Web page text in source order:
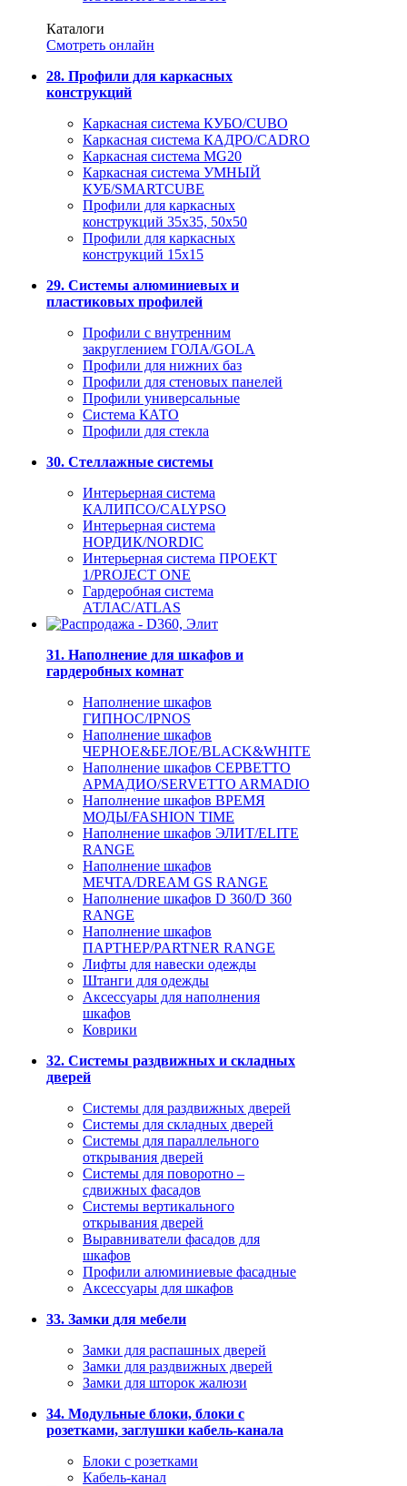
Каталоги
Смотреть онлайн
28. Профили для каркасных
конструкций
Каркасная система КУБО/CUBO
Каркасная система КАДРО/CADRO
Каркасная система MG20
Каркасная система УМНЫЙ
КУБ/SMARTCUBE
Профили для каркасных
конструкций 35x35, 50x50
Профили для каркасных
конструкций 15х15
29. Системы алюминиевых и
пластиковых профилей
Профили с внутренним
закруглением ГОЛА/GOLA
Профили для нижних баз
Профили для стеновых панелей
Профили универсальные
Система КАТО
Профили для стекла
30. Стеллажные системы
Интерьерная система
КАЛИПСО/CALYPSO
Интерьерная система
НОРДИК/NORDIC
Интерьерная система ПРОЕКТ
1/PROJECT ONE
Гардеробная система
АТЛАС/ATLAS
31. Наполнение для шкафов и
гардеробных комнат
Наполнение шкафов
ГИПНОС/IPNOS
Наполнение шкафов
ЧЕРНОЕ&БЕЛОЕ/BLACK&WHITE
Наполнение шкафов СЕРВЕТТО
АРМАДИО/SERVETTO ARMADIO
Наполнение шкафов ВРЕМЯ
МОДЫ/FASHION TIME
Наполнение шкафов ЭЛИТ/ELITE
RANGE
Наполнение шкафов
МЕЧТА/DREAM GS RANGE
Наполнение шкафов D 360/D 360
RANGE
Наполнение шкафов
ПАРТНЕР/PARTNER RANGE
Лифты для навески одежды
Штанги для одежды
Аксессуары для наполнения
шкафов
Коврики
32. Системы раздвижных и складных
дверей
Системы для раздвижных дверей
Системы для складных дверей
Системы для параллельного
открывания дверей
Системы для поворотно –
сдвижных фасадов
Системы вертикального
открывания дверей
Выравниватели фасадов для
шкафов
Профили алюминиевые фасадные
Аксессуары для шкафов
33. Замки для мебели
Замки для распашных дверей
Замки для раздвижных дверей
Замки для шторок жалюзи
34. Модульные блоки, блоки с
розетками, заглушки кабель-канала
Блоки с розетками
Кабель-канал